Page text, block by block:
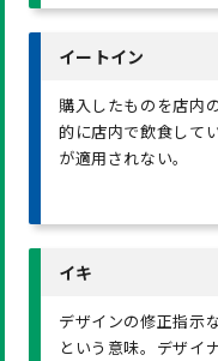
イートイン
購入したものを店内
的に店内で飲食して
が適用されない。
イキ
デザインの修正指示
という意味。デザイ